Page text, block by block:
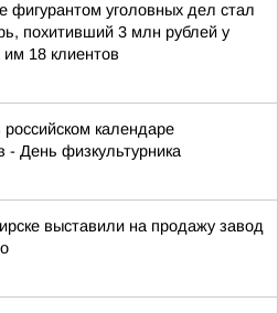
фигурантом уголовных дел стал
похитивший 3 млн рублей у
18 клиентов
российском календаре
- День физкультурника
выставили на продажу завод